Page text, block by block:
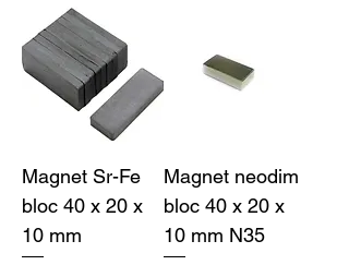
Magnet Sr-Fe
bloc 40 x 20 x
10 mm
Magnet neodim
bloc 40 x 20 x
10 mm N35